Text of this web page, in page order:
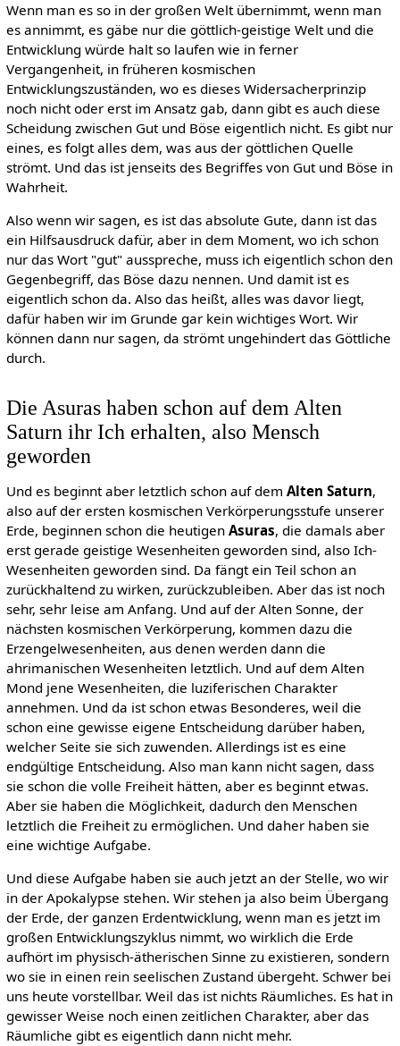
Wenn man es so in der großen Welt übernimmt, wenn man
es annimmt, es gäbe nur die göttlich-geistige Welt und die
Entwicklung würde halt so laufen wie in ferner
Vergangenheit, in früheren kosmischen
Entwicklungszuständen, wo es dieses Widersacherprinzip
noch nicht oder erst im Ansatz gab, dann gibt es auch diese
Scheidung zwischen Gut und Böse eigentlich nicht. Es gibt nur
eines, es folgt alles dem, was aus der göttlichen Quelle
strömt. Und das ist jenseits des Begriffes von Gut und Böse in
Wahrheit.
Also wenn wir sagen, es ist das absolute Gute, dann ist das
ein Hilfsausdruck dafür, aber in dem Moment, wo ich schon
nur das Wort "gut" ausspreche, muss ich eigentlich schon den
Gegenbegriff, das Böse dazu nennen. Und damit ist es
eigentlich schon da. Also das heißt, alles was davor liegt,
dafür haben wir im Grunde gar kein wichtiges Wort. Wir
können dann nur sagen, da strömt ungehindert das Göttliche
durch.
Die Asuras haben schon auf dem Alten
Saturn ihr Ich erhalten, also Mensch
geworden
Und es beginnt aber letztlich schon auf dem Alten Saturn,
also auf der ersten kosmischen Verkörperungsstufe unserer
Erde, beginnen schon die heutigen Asuras, die damals aber
erst gerade geistige Wesenheiten geworden sind, also Ich-
Wesenheiten geworden sind. Da fängt ein Teil schon an
zurückhaltend zu wirken, zurückzubleiben. Aber das ist noch
sehr, sehr leise am Anfang. Und auf der Alten Sonne, der
nächsten kosmischen Verkörperung, kommen dazu die
Erzengelwesenheiten, aus denen werden dann die
ahrimanischen Wesenheiten letztlich. Und auf dem Alten
Mond jene Wesenheiten, die luziferischen Charakter
annehmen. Und da ist schon etwas Besonderes, weil die
schon eine gewisse eigene Entscheidung darüber haben,
welcher Seite sie sich zuwenden. Allerdings ist es eine
endgültige Entscheidung. Also man kann nicht sagen, dass
sie schon die volle Freiheit hätten, aber es beginnt etwas.
Aber sie haben die Möglichkeit, dadurch den Menschen
letztlich die Freiheit zu ermöglichen. Und daher haben sie
eine wichtige Aufgabe.
Und diese Aufgabe haben sie auch jetzt an der Stelle, wo wir
in der Apokalypse stehen. Wir stehen ja also beim Übergang
der Erde, der ganzen Erdentwicklung, wenn man es jetzt im
großen Entwicklungszyklus nimmt, wo wirklich die Erde
aufhört im physisch-ätherischen Sinne zu existieren, sondern
wo sie in einen rein seelischen Zustand übergeht. Schwer bei
uns heute vorstellbar. Weil das ist nichts Räumliches. Es hat in
gewisser Weise noch einen zeitlichen Charakter, aber das
Räumliche gibt es eigentlich dann nicht mehr.